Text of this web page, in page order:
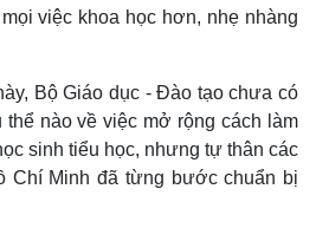
việc khoa học hơn, nhẹ nhàng
Bộ Giáo dục - Đào tạo chưa có
nào về việc mở rộng cách làm
sinh tiểu học, nhưng tự thân các
Chí Minh đã từng bước chuẩn bị